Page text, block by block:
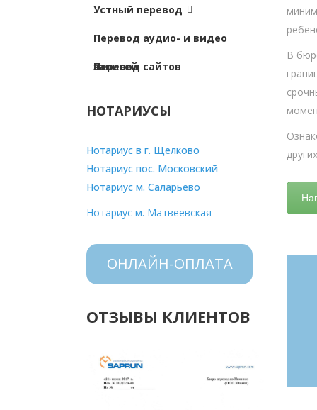
В
Устный перевод
Перевод аудио- и видео
записей
Перевод сайтов
НОТАРИУСЫ
Нотариус в г. Щелково
Нотариус пос. Московский
Нотариус м. Саларьево
Нотариус м. Матвеевская
ОНЛАЙН-ОПЛАТА
ОТЗЫВЫ КЛИЕНТОВ